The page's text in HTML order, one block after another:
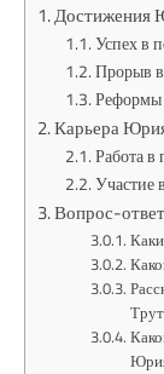
Достижения
Успех в
Прорыв
Реформы
Карьера
Работа в
Участие
Вопрос-